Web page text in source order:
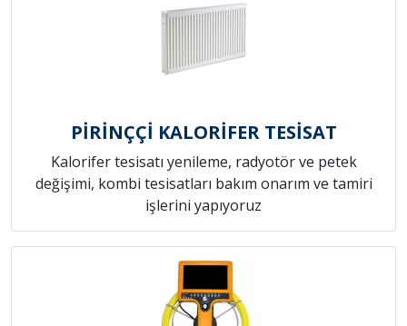
PİRİNÇÇİ KALORİFER TESİSAT
Kalorifer tesisatı yenileme, radyotör ve petek
değişimi, kombi tesisatları bakım onarım ve tamiri
işlerini yapıyoruz